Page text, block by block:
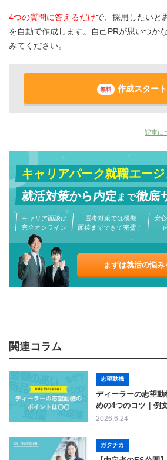
4つの質問に答えるだけで、採用したいと
を自動で作成します。自己PRが思いつか
みてください。
無料 作成スタート
記事に
キャリアパーク就職エー
就活対策から内定まで徹底
キャリア面談は
完全オンライン
選考対策では模擬
面接までできて完璧！
安
まずは就活の悩
関連コラム
志望動機
ディーラーの志望
めの4つのコツ｜例
2026.6.24
ガクチカ